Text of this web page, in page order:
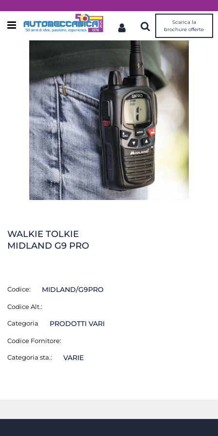
Open menu
Scarica la
brochure offerte
WALKIE TOLKIE
MIDLAND G9 PRO
Codice: MIDLAND/G9PRO
Codice Alt.:
Categoria PRODOTTI VARI
Codice Fornitore:
Categoria sta.: VARIE